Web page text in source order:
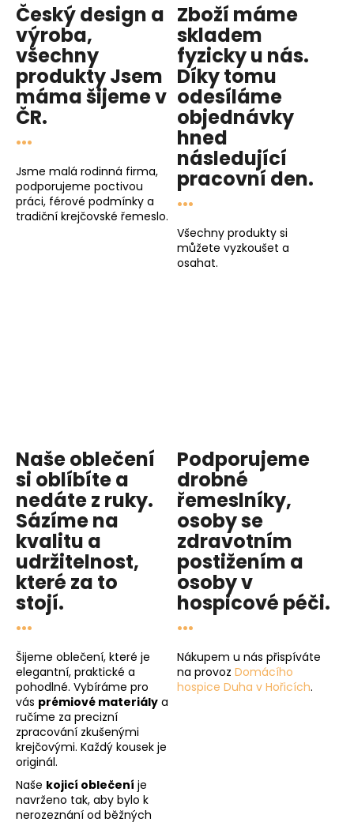
Český design a
výroba,
všechny
produktyJsem
mámašijeme v
ČR.
...
Jsme malá rodinná firma,
podporujeme poctivou
práci, férové podmínky a
tradiční krejčovské řemeslo.
Zboží máme
skladem
fyzicky u nás.
Díky tomu
odesíláme
objednávky
hned
následující
pracovní den.
...
Všechny produkty si
můžete vyzkoušet a
osahat.
Naše oblečení
si oblíbíte a
nedáte z ruky.
Sázíme na
kvalitu a
udržitelnost,
které za to
stojí.
...
Šijeme oblečení, které je
elegantní, praktické a
pohodlné. Vybíráme pro
vás prémiové materiály a
ručíme za precizní
zpracování zkušenými
krejčovými. Každý kousek je
originál.
Naše kojicí oblečení je
navrženo tak, aby bylo k
nerozeznání od běžných
Podporujeme
drobné
řemeslníky,
osoby se
zdravotním
postižením a
osoby v
hospicové péči.
...
Nákupem u nás přispíváte
na provoz Domácího
hospice Duha v Hořicích.
r
u
č
u
j
e
m
e